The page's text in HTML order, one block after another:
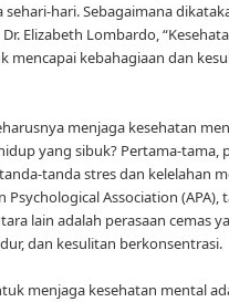
sehari-hari. Sebagaimana
Elizabeth Lombardo,
mencapai kebahagiaan dan
menjaga kesehatan
yang sibuk? Pertama-tama,
tanda stres dan kelelahan
Psychological Association (APA),
lain adalah perasaan cemas
dan kesulitan berkonsentrasi.
menjaga kesehatan mental